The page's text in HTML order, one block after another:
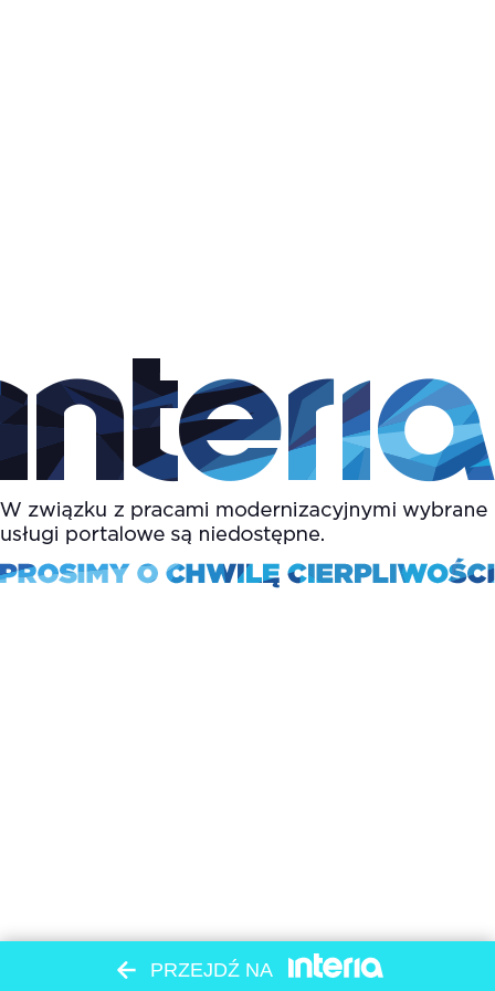
PRZEJDŹ NA